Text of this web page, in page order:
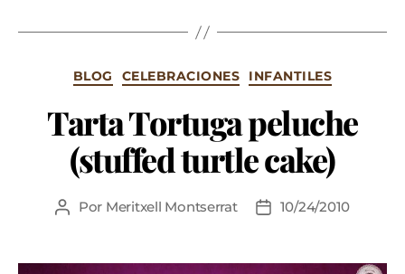
BLOG CELEBRACIONES INFANTILES
Tarta Tortuga peluche
(stuffed turtle cake)
Por Meritxell Montserrat 10/24/2010